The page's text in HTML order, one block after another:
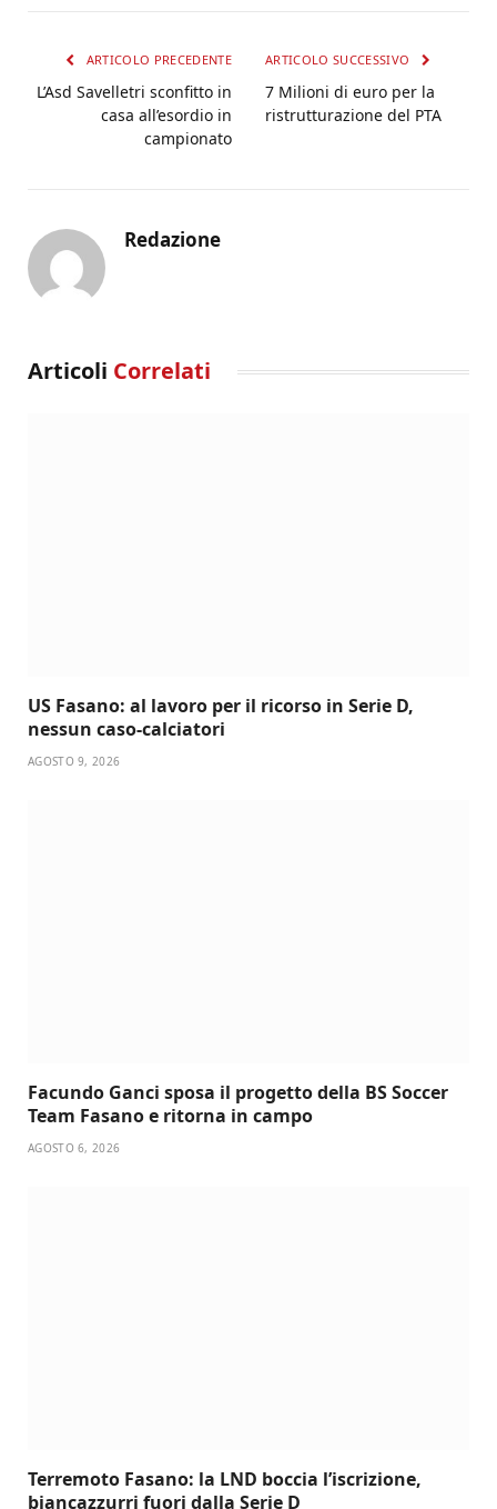
ARTICOLO PRECEDENTE
L’Asd Savelletri sconfitto in
casa all’esordio in
campionato
ARTICOLO SUCCESSIVO
7 Milioni di euro per la
ristrutturazione del PTA
Redazione
Articoli Correlati
US Fasano: al lavoro per il ricorso in Serie D,
nessun caso-calciatori
AGOSTO 9, 2026
Facundo Ganci sposa il progetto della BS Soccer
Team Fasano e ritorna in campo
AGOSTO 6, 2026
Terremoto Fasano: la LND boccia l’iscrizione,
biancazzurri fuori dalla Serie D